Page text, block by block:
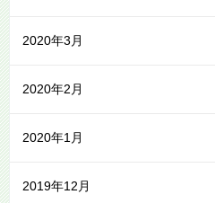
2020年3月
2020年2月
2020年1月
2019年12月